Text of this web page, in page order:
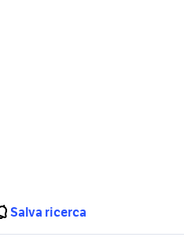
Salva ricerca